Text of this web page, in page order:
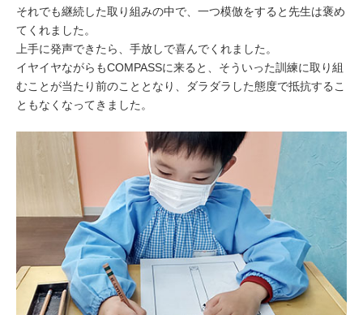
それでも継続した取り組みの中で、一つ模倣をすると先生は褒め
てくれました。
上手に発声できたら、手放しで喜んでくれました。
イヤイヤながらもCOMPASSに来ると、そういった訓練に取り組
むことが当たり前のこととなり、ダラダラした態度で抵抗するこ
ともなくなってきました。